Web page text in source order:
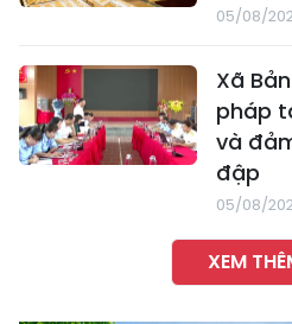
05/08/
Xã
pháp
và
đập
05/08/
XEM